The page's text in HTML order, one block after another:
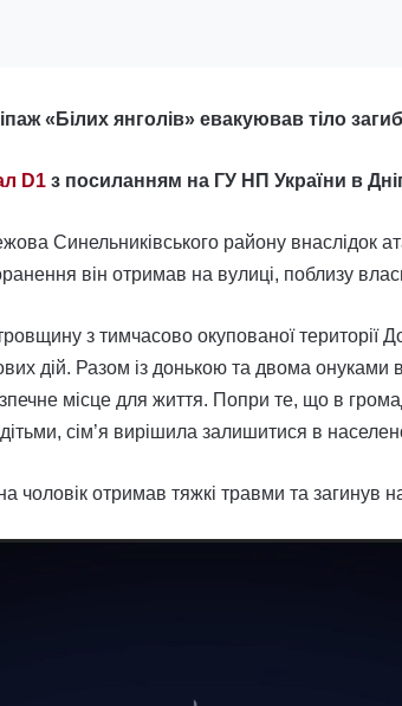
«Білих янголів» евакуював тіло
D1 з посиланням на ГУ НП України в
Синельниківського району внаслідок
він отримав на вулиці, поблизу
з тимчасово окупованої території
дій. Разом із донькою та двома онуками
місце для життя. Попри те, що в
сім’я вирішила залишитися в
чоловік отримав тяжкі травми та загинув